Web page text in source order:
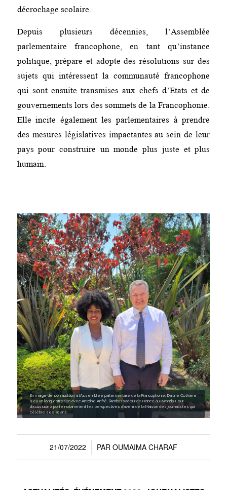
décrochage scolaire.
Depuis plusieurs décennies, l’Assemblée
parlementaire francophone, en tant qu’instance
politique, prépare et adopte des résolutions sur des
sujets qui intéressent la communauté francophone
qui sont ensuite transmises aux chefs d’Etats et de
gouvernements lors des sommets de la Francophonie.
Elle incite également les parlementaires à prendre
des mesures législatives impactantes au sein de leur
pays pour construire un monde plus juste et plus
humain.
En marge de son audition à l’Assemblée parlementaire de la Francophonie, Darline Cothière
a eu un long entretien avec Antoine Anfré, l’Ambassadeur de France au Rwanda. Leur
discussion a porté notamment les perspectives d’avenir de la Maison des journalistes qui
célèbre ses 20 ans.
21/07/2022
/ PAR OUMAIMA CHARAF